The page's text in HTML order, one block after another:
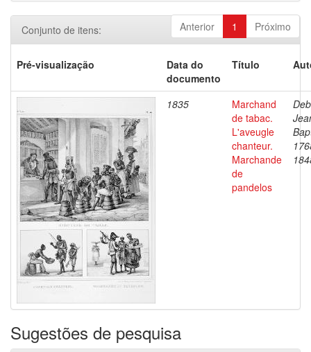
Anterior 1 Próximo
Conjunto de itens:
Pré-visualização
Data do
documento
Título
1835
Marchand
de tabac.
L'aveugle
chanteur.
Marchande
de
pandelos
Sugestões de pesquisa